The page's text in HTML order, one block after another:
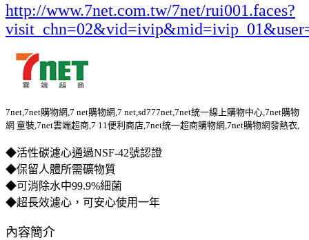
http://www.7net.com.tw/7net/rui001.faces?
7net,7net購物網,7 net購物網,7 net,sd777net,7net統一線上購物中心,7net購物
網 童裝,7net雲端超商,7 11便利商店,7net統一超商購物網,7net購物網發熱衣,
◆活性碳濾心通過NSF-42號認證
◆保留人體所需礦物質
◆可消除水中99.9%細菌
◆超長效濾心，可安心使用一年
內容簡介